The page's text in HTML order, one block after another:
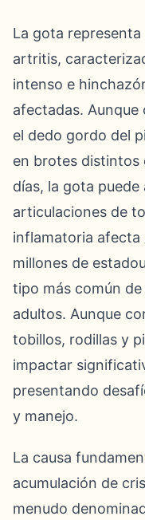
La gota
artritis,
intenso e
afectadas.
el dedo gordo del
en brotes distintos
días, la gota
articulaciones de
inflamatoria afecta
millones de
tipo más común
adultos. Aunque
tobillos, rodillas y
impactar
presentando
y manejo.
La causa
acumulación de
menudo